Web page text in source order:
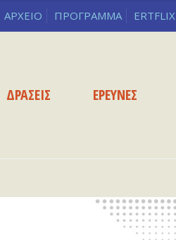
ΑΡΧΕΙΟ ΠΡΟΓΡΑΜΜΑ ERTFLIX
ΔΡΑΣΕΙΣ ΕΡΕΥΝΕΣ